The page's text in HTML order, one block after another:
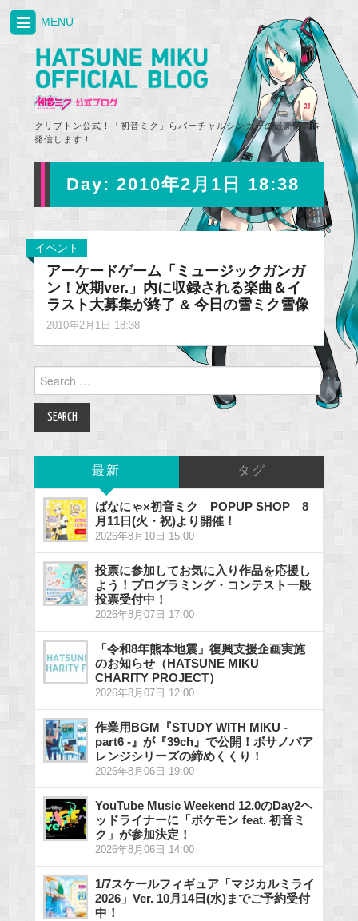
クリプトン公式！「初音ミク」らバーチャルシンガーの最新情報を
発信します！
MENU
Day: 2010年2月1日 18:38
イベント
アーケードゲーム「ミュージックガンガ
ン！次期ver.」内に収録される楽曲＆イ
ラスト大募集が終了 & 今日の雪ミク雪像
2010年2月1日 18:38
Search
for:
最新 タグ
ばなにゃ×初音ミク POPUP SHOP 8
月11日(火・祝)より開催！
2026年8月10日 15:00
投票に参加してお気に入り作品を応援し
よう！プログラミング・コンテスト一般
投票受付中！
2026年8月07日 17:00
「令和8年熊本地震」復興支援企画実施
のお知らせ（HATSUNE MIKU
CHARITY PROJECT）
2026年8月07日 12:00
作業用BGM『STUDY WITH MIKU -
part6 -』が『39ch』で公開！ボサノバア
レンジシリーズの締めくくり！
2026年8月06日 19:00
YouTube Music Weekend 12.0のDay2ヘ
ッドライナーに「ポケモン feat. 初音ミ
ク」が参加決定！
2026年8月06日 14:00
1/7スケールフィギュア「マジカルミライ
2026」Ver. 10月14日(水)までご予約受付
中！